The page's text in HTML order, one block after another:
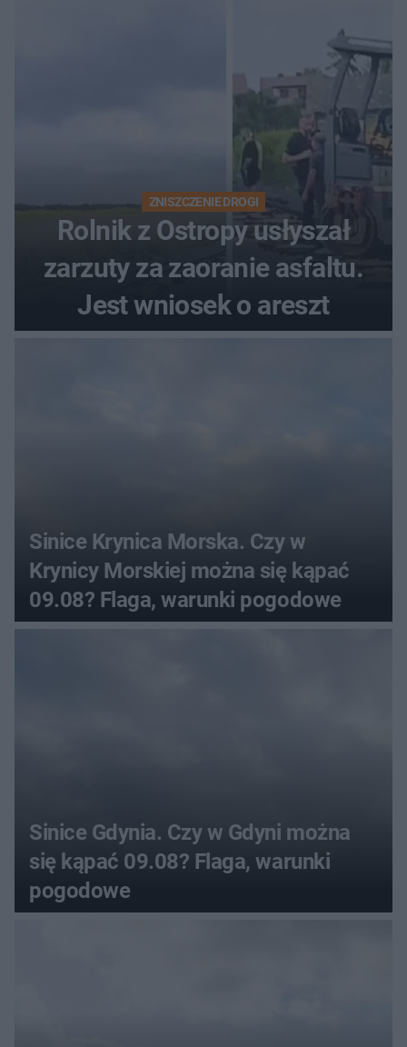
ZNISZCZENIE DROGI
Rolnik z Ostropy usłyszał
zarzuty za zaoranie asfaltu.
Jest wniosek o areszt
Sinice Krynica Morska. Czy w
Krynicy Morskiej można się kąpać
09.08? Flaga, warunki pogodowe
Sinice Gdynia. Czy w Gdyni można
się kąpać 09.08? Flaga, warunki
pogodowe